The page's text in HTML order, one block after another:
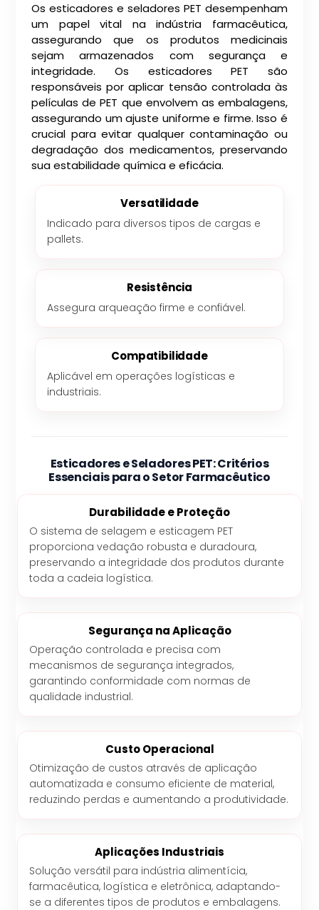
Os esticadores e seladores PET desempenham
um papel vital na indústria farmacêutica,
assegurando que os produtos medicinais
sejam armazenados com segurança e
integridade. Os esticadores PET são
responsáveis por aplicar tensão controlada às
películas de PET que envolvem as embalagens,
assegurando um ajuste uniforme e firme. Isso é
crucial para evitar qualquer contaminação ou
degradação dos medicamentos, preservando
sua estabilidade química e eficácia.
Versatilidade
Indicado para diversos tipos de cargas e
pallets.
Resistência
Assegura arqueação firme e confiável.
Compatibilidade
Aplicável em operações logísticas e
industriais.
Esticadores e Seladores PET: Critérios
Essenciais para o Setor Farmacêutico
Durabilidade e Proteção
O sistema de selagem e esticagem PET
proporciona vedação robusta e duradoura,
preservando a integridade dos produtos durante
toda a cadeia logística.
Segurança na Aplicação
Operação controlada e precisa com
mecanismos de segurança integrados,
garantindo conformidade com normas de
qualidade industrial.
Custo Operacional
Otimização de custos através de aplicação
automatizada e consumo eficiente de material,
reduzindo perdas e aumentando a produtividade.
Aplicações Industriais
Solução versátil para indústria alimentícia,
farmacêutica, logística e eletrônica, adaptando-
se a diferentes tipos de produtos e embalagens.